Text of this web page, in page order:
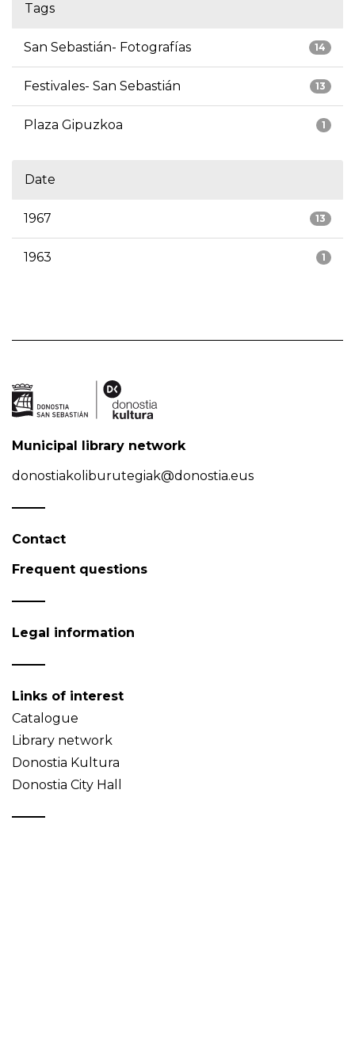
Tags
14
San Sebastián- Fotografías
13
Festivales- San Sebastián
1
Plaza Gipuzkoa
Date
13
1967
1
1963
Municipal library network
donostiakoliburutegiak@donostia.eus
Contact
Frequent questions
Legal information
Links of interest
Catalogue
Library network
Donostia Kultura
Donostia City Hall